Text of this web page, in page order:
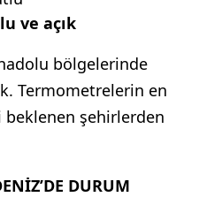
ve açık
bölgelerinde
Termometrelerin en
şehirlerden
DURUM